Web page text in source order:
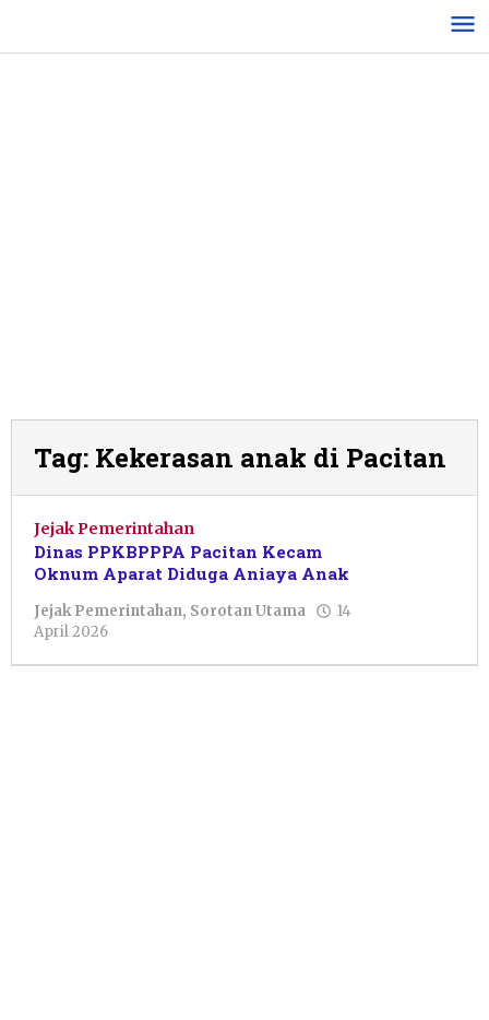
konten
Tag: Kekerasan anak di Pacitan
Jejak Pemerintahan
Dinas PPKBPPPA Pacitan Kecam
Oknum Aparat Diduga Aniaya Anak
Jejak Pemerintahan, Sorotan Utama
14
April 2026
Shalahuddin